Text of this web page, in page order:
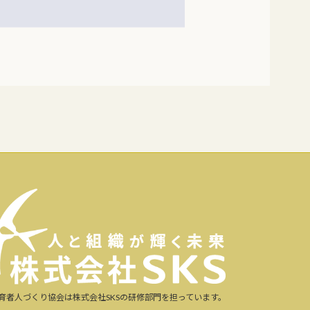
者人づくり協会は株式会社SKSの研修部門を担っています。